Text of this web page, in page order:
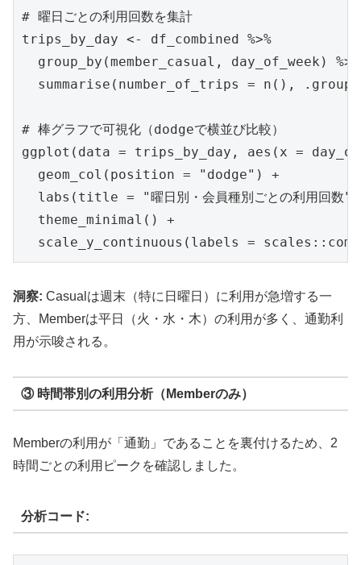
# 曜日ごとの利用回数を集計
trips_by_day <- df_combined %>%
  group_by(member_casual, day_of_week) %>%
summarise(number_of_trips = n(),
# 棒グラフで可視化（dodgeで横並び比較）
ggplot(data = trips_by_day, aes(x =
  geom_col(position = "dodge") +
labs(title = "曜日別・会員種別ごとの利用回数
  theme_minimal() +
scale_y_continuous(labels =
洞察: Casualは週末（特に日曜日）に利用が急増する一
方、Memberは平日（火・水・木）の利用が多く、通勤利
用が示唆される。
③ 時間帯別の利用分析（Memberのみ）
Memberの利用が「通勤」であることを裏付けるため、2
時間ごとの利用ピークを確認しました。
分析コード: